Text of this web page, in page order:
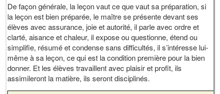
De façon générale, la leçon vaut ce que vaut sa préparation, si
la leçon est bien préparée, le maître se présente devant ses
élèves avec assurance, joie et autorité, il parle avec ordre et
clarté, aisance et chaleur, il expose ou questionne, étend ou
simplifie, résumé et condense sans difficultés, il s’intéresse lui-
même à sa leçon, ce qui est la condition première pour la bien
donner. Et les élèves travaillent avec plaisir et profit, ils
assimileront la matière, ils seront disciplinés.